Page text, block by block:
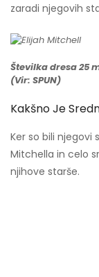
zaradi njegovih
Številka dresa 25
(Vir: SPUN)
Kakšno Je
Ker so bili njegovi
Mitchella in celo
njihove starše.